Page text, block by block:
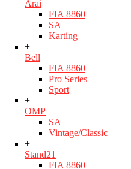
Arai
FIA 8860
SA
Karting
+
Bell
FIA 8860
Pro Series
Sport
+
OMP
SA
Vintage/Classic
+
Stand21
FIA 8860